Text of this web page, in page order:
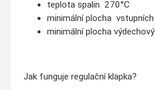
teplota spalin 270°C
minimální plocha
minimální plocha
Jak funguje regulační klapka?